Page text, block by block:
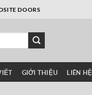
DOORS
GIỚI THIỆU LIÊN HỆ